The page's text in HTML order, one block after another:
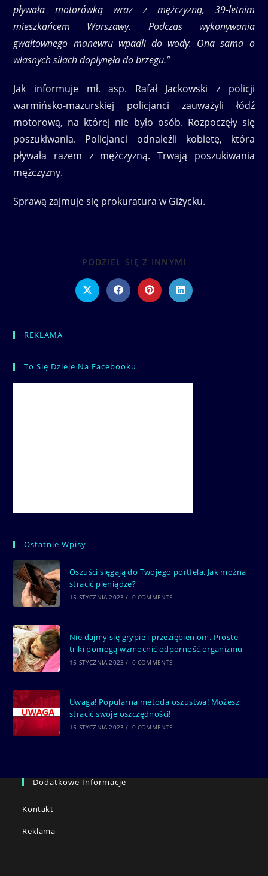
pływała motorówką wraz z mężczyzną, 39-letnim
mieszkańcem Warszawy. Podczas wykonywania
gwałtownego manewru wpadli do wody. Ona sama o
własnych siłach dopłynęła do brzegu.”
Jak informuje mł. asp. Rafał Jackowski z policji
warmińsko-mazurskiej policjanci zauważyli łódź
motorową, na której nie było osób. Rozpoczęły się
poszukiwania. Policjanci odnaleźli kobietę, która
pływała razem z mężczyzną. Trwają poszukiwania
mężczyzny.
Sprawą zajmuje się prokuratura w Giżycku.
PODZIEL SIĘ Z INNYMI
CONTENT
Opens
in
Opens
in
Opens
in
Opens
in
REKLAMA
To Się Dzieje Na Facebooku
Ostatnie Wpisy
Oszuści sięgają do Twojego portfela. Jak można
stracić pieniądze?
15 STYCZNIA 2023 / 0 COMMENTS
Nie dajmy się grypie i przeziębieniom. Proste
triki pomogą wzmocnić odporność organizmu
15 STYCZNIA 2023 / 0 COMMENTS
Uwaga! Popularna metoda oszustwa! Możesz
stracić swoje oszczędności!
15 STYCZNIA 2023 / 0 COMMENTS
Dodatkowe Informacje
Kontakt
Reklama